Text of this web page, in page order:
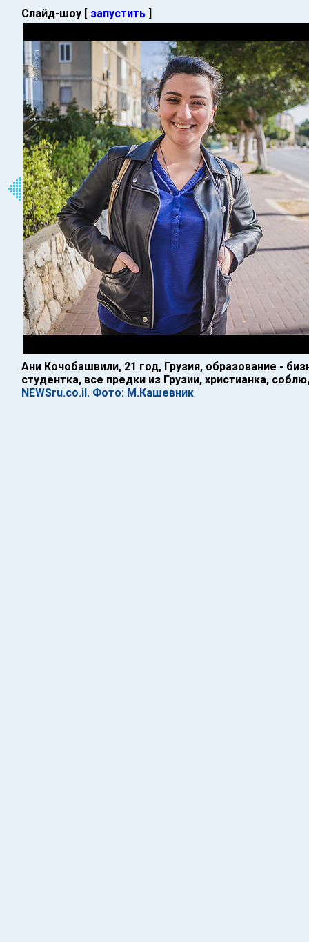
Слайд-шоу [ запустить ]
Ани Кочобашвили, 21 год, Грузия, образование -
студентка, все предки из Грузии, христианка,
NEWSru.co.il. Фото: М.Кашевник